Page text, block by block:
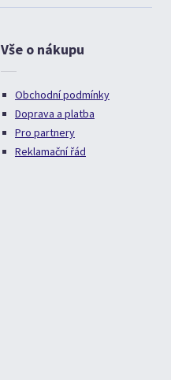
Vše o nákupu
Obchodní podmínky
Doprava a platba
Pro partnery
Reklamační řád